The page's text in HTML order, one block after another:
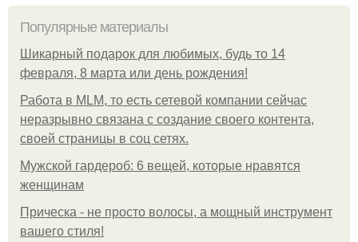
Популярные материалы
Шикарный подарок для любимых, будь то 14
февраля, 8 марта или день рождения!
Работа в MLM, то есть сетевой компании сейчас
неразрывно связана с создание своего контента,
своей страницы в соц сетях.
Мужской гардероб: 6 вещей, которые нравятся
женщинам
Прическа - не просто волосы, а мощный инструмент
вашего стиля!